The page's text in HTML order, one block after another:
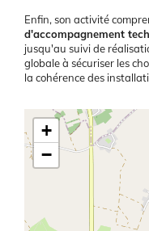
Enfin, son activité
d'accompagnement
jusqu'au suivi de
globale à sécuriser les
la cohérence des
Latitude/Longitude
+
−